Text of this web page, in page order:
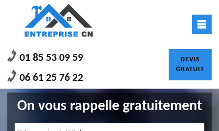
01 85 53 09 59
06 61 25 76 22
DEVIS
GRATUIT
On vous rappelle gratuitement